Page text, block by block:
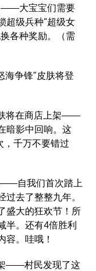
——大宝宝们需要
超级兵种“超级女
各种奖励。（需
海争锋”皮肤将登
肤将在商店上架——
暗影中回响。这
，千万不要错过
——自我们首次踏上
去了整整九年。
盛大的狂欢节！所
半。还有4倍胜利
容。哇哦！
架——村民发现了这